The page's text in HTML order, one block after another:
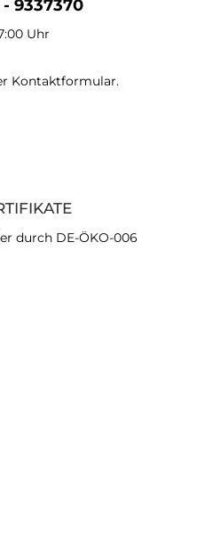
- 9337370
Uhr
Kontaktformular.
durch DE-ÖKO-006